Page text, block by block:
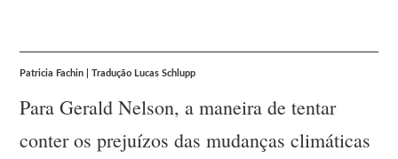
Patricia Fachin | Tradução Lucas Schlupp
Para Gerald Nelson, a maneira de tentar
conter os prejuízos das mudanças climáticas